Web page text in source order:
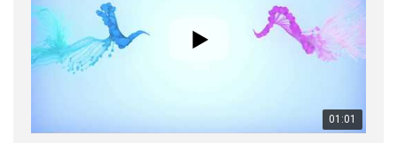
01:01
В цьому році, пандемія та COVІD-19 не дали нам можливості